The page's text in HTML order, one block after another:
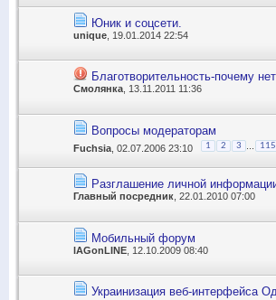
Юник и соцсети.
unique , 19.01.2014 22:54
Благотворительность-почему
Смолянка, 13.11.2011 11:36
Вопросы модераторам
Fuchsia , 02.07.2006 23:10 1 2 3
Разглашение личной
Главный посредник , 22.01.2010 07:00
Мобильный форум
lAGonLINE , 12.10.2009 08:40
Украинизация веб-интерфейса